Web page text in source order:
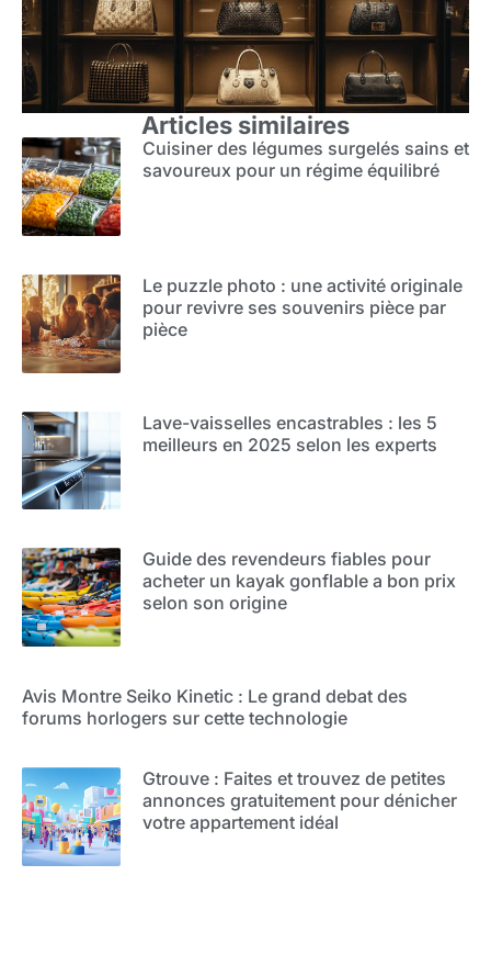
Articles similaires
Cuisiner des légumes surgelés sains et
savoureux pour un régime équilibré
Le puzzle photo : une activité originale
pour revivre ses souvenirs pièce par
pièce
Lave-vaisselles encastrables : les 5
meilleurs en 2025 selon les experts
Guide des revendeurs fiables pour
acheter un kayak gonflable a bon prix
selon son origine
Avis Montre Seiko Kinetic : Le grand debat des
forums horlogers sur cette technologie
Gtrouve : Faites et trouvez de petites
annonces gratuitement pour dénicher
votre appartement idéal